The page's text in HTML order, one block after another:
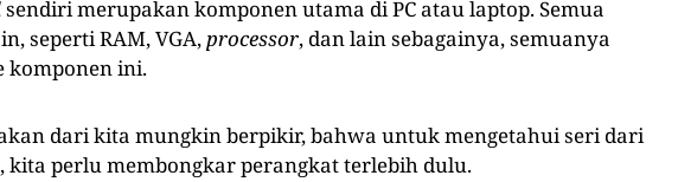
sendiri merupakan komponen utama di PC atau laptop. Semua
seperti RAM, VGA, processor, dan lain sebagainya, semuanya
komponen ini.
dari kita mungkin berpikir, bahwa untuk mengetahui seri dari
, kita perlu membongkar perangkat terlebih dulu.